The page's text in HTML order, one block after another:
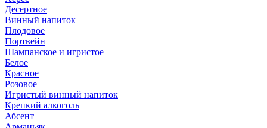
Десертное
Винный напиток
Плодовое
Портвейн
Шампанское и игристое
Белое
Красное
Розовое
Игристый винный напиток
Крепкий алкоголь
Абсент